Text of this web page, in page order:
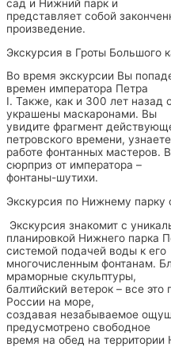
сад и Нижний парк и
представляет собой
произведение.
Экскурсия в Гроты Большого
Во время экскурсии Вы
времен императора Петра
I. Также, как и 300 лет назад
украшены маскаронами. Вы
увидите фрагмент
петровского времени,
работе фонтанных мастеров.
сюрприз от императора –
фонтаны-шутихи.
Экскурсия по Нижнему парку
Экскурсия знакомит с
планировкой Нижнего парка
системой подачей воды к его
многочисленным фонтанам.
мраморные скульптуры,
балтийский ветерок – все
России на море,
создавая незабываемое
предусмотрено свободное
время на обед на территории